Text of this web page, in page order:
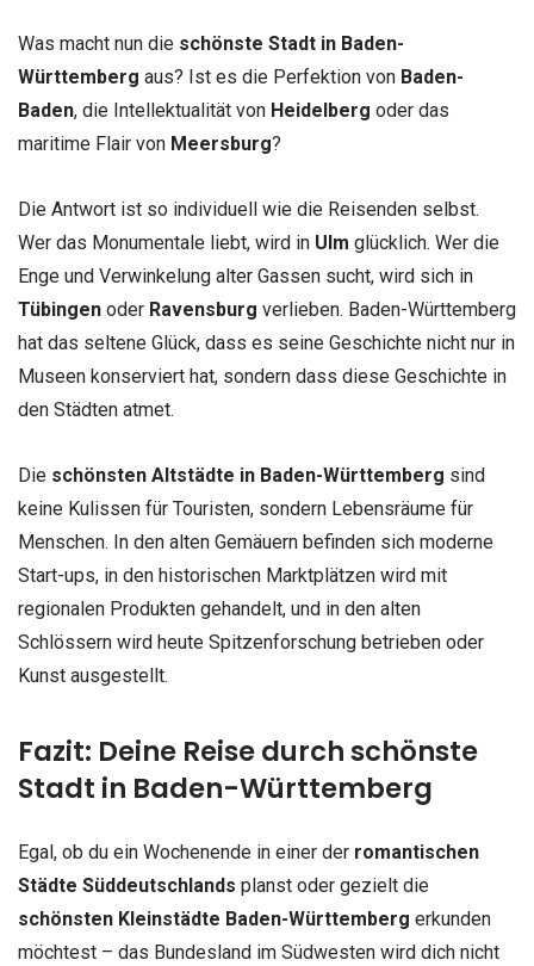
Was macht nun die schönste Stadt in Baden-
Württemberg aus? Ist es die Perfektion von Baden-
Baden, die Intellektualität von Heidelberg oder das
maritime Flair von Meersburg?
Die Antwort ist so individuell wie die Reisenden selbst.
Wer das Monumentale liebt, wird in Ulm glücklich. Wer die
Enge und Verwinkelung alter Gassen sucht, wird sich in
Tübingen oder Ravensburg verlieben. Baden-Württemberg
hat das seltene Glück, dass es seine Geschichte nicht nur in
Museen konserviert hat, sondern dass diese Geschichte in
den Städten atmet.
Die schönsten Altstädte in Baden-Württemberg sind
keine Kulissen für Touristen, sondern Lebensräume für
Menschen. In den alten Gemäuern befinden sich moderne
Start-ups, in den historischen Marktplätzen wird mit
regionalen Produkten gehandelt, und in den alten
Schlössern wird heute Spitzenforschung betrieben oder
Kunst ausgestellt.
Fazit: Deine Reise durch schönste
Stadt in Baden-Württemberg
Egal, ob du ein Wochenende in einer der romantischen
Städte Süddeutschlands planst oder gezielt die
schönsten Kleinstädte Baden-Württemberg erkunden
möchtest – das Bundesland im Südwesten wird dich nicht